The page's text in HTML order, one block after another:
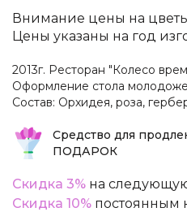
Внимание цены на
Цены указаны на год
2013г. Ресторан "Колесо
Оформление стола
Состав: Орхидея, роза,
Средство для
ПОДАРОК
Скидка 3% на
Скидка 10% постоянным